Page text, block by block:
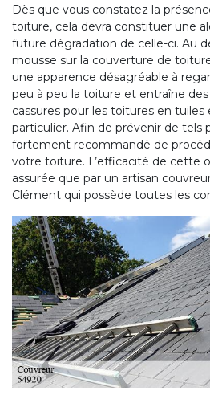
Dès que vous constatez la
toiture, cela devra constituer une
future dégradation de celle-ci. Au
mousse sur la couverture de
une apparence désagréable à
peu à peu la toiture et entraîne
cassures pour les toitures en tuiles
particulier. Afin de prévenir de tels
fortement recommandé de
votre toiture. L’efficacité de cette
assurée que par un artisan
Clément qui possède toutes les